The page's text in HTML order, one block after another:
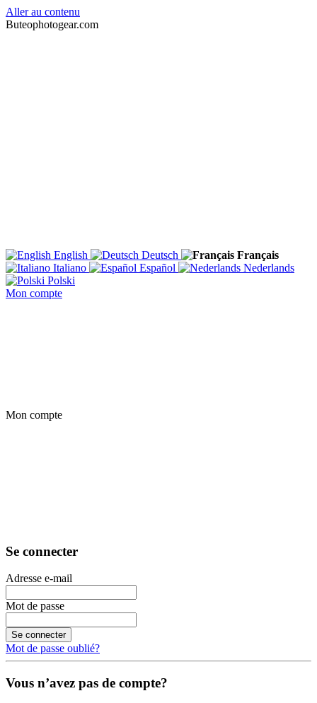
Aller au contenu
Buteophotogear.com
English Deutsch
Français
Italiano
Español
Nederlands
Polski
Mon compte
Mon compte
Se connecter
Adresse e-mail
Mot de passe
Se connecter
Mot de passe oublié?
Vous n’avez pas de compte?